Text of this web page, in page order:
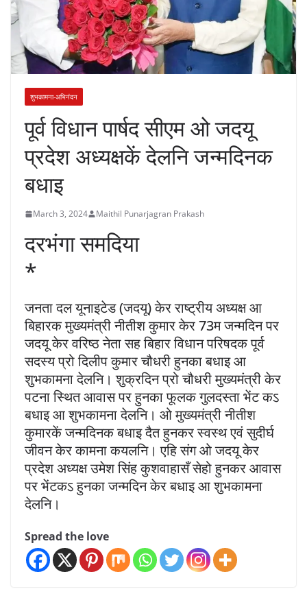
शुभकामना-अभिनंदन
पूर्व विधान पार्षद सीएम ओ जदयू
प्रदेश अध्यक्षकें देलनि जन्मदिनक
बधाइ
March 3, 2024 Maithil Punarjagran Prakash
दरभंगा समदिया
*
जनता दल यूनाइटेड (जदयू) केर राष्ट्रीय अध्यक्ष आ
बिहारक मुख्यमंत्री नीतीश कुमार केर 73म जन्मदिन पर
जदयू केर वरिष्ठ नेता सह बिहार विधान परिषदक पूर्व
सदस्य प्रो दिलीप कुमार चौधरी हुनका बधाइ आ
शुभकामना देलनि। शुक्रदिन प्रो चौधरी मुख्यमंत्री केर
पटना स्थित आवास पर हुनका फूलक गुलदस्ता भेंट कऽ
बधाइ आ शुभकामना देलनि। ओ मुख्यमंत्री नीतीश
कुमारकें जन्मदिनक बधाइ दैत हुनकर स्वस्थ एवं सुदीर्घ
जीवन केर कामना कयलनि। एहि संग ओ जदयू केर
प्रदेश अध्यक्ष उमेश सिंह कुशवाहासँ सेहो हुनकर आवास
पर भेंटकऽ हुनका जन्मदिन केर बधाइ आ शुभकामना
देलनि।
Spread the love